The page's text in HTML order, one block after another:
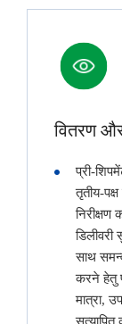
वितरण
प्री-
तृतीय-
साथ
करने हेतु
मात्रा,